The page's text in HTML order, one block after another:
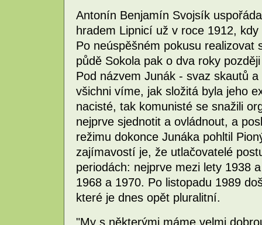
Antonín Benjamín Svojsík
hradem Lipnicí už v roce 1912,
Po neúspěšném pokusu realizovat
půdě Sokola pak o dva roky
Pod názvem Junák - svaz skautů
všichni víme, jak složitá byla jeho
nacisté, tak komunisté se snažili
nejprve sjednotit a ovládnout, a
režimu dokonce Junáka pohltil
zajímavostí je, že utlačovatelé
periodách: nejprve mezi lety 1938
1968 a 1970. Po listopadu 1989
které je dnes opět pluralitní.
"My s některými máme velmi